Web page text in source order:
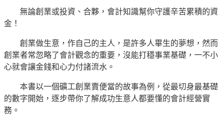
無論創業或投資、合夥，會計知識幫你守護辛苦累積的資
金！
創業做生意，作自己的主人，是許多人畢生的夢想，然而
創業者常忽略了會計觀念的重要，沒能打穩事業基礎，一不小
心就會讓金錢和心力付諸流水。
本書以一個礦工創業賣便當的故事為例，從最切身最基礎
的數字開始，逐步帶你了解成功生意人都要懂的會計經營實
務。